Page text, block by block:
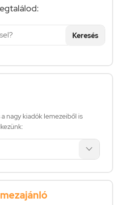
Keresés
nagy kiadók lemezeiből is